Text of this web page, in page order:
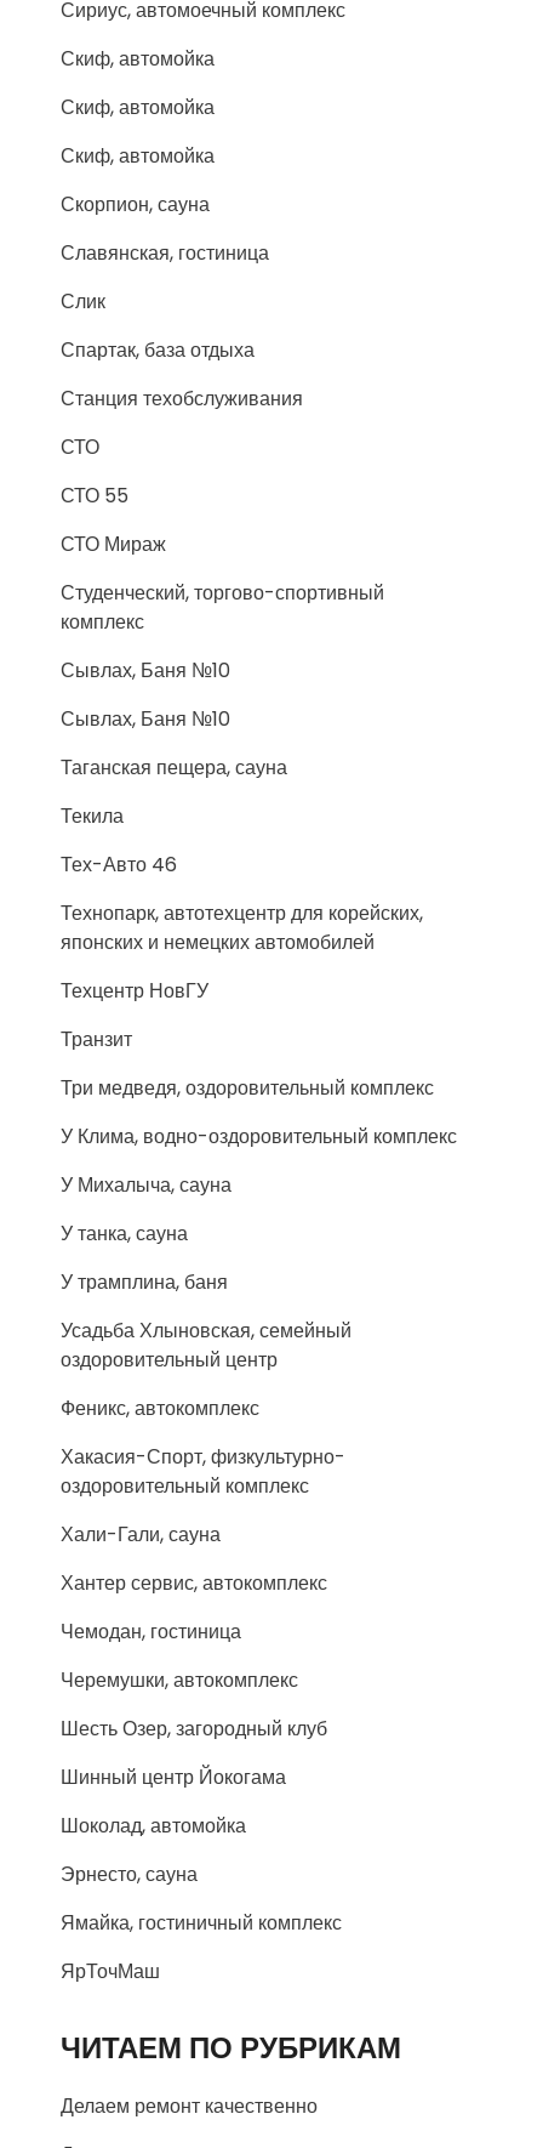
Сириус, автомоечный комплекс
Скиф, автомойка
Скиф, автомойка
Скиф, автомойка
Скорпион, сауна
Славянская, гостиница
Слик
Спартак, база отдыха
Станция техобслуживания
СТО
СТО 55
СТО Мираж
Студенческий, торгово-спортивный
комплекс
Сывлах, Баня №10
Сывлах, Баня №10
Таганская пещера, сауна
Текила
Тех-Авто 46
Технопарк, автотехцентр для корейских,
японских и немецких автомобилей
Техцентр НовГУ
Транзит
Три медведя, оздоровительный комплекс
У Клима, водно-оздоровительный комплекс
У Михалыча, сауна
У танка, сауна
У трамплина, баня
Усадьба Хлыновская, семейный
оздоровительный центр
Феникс, автокомплекс
Хакасия-Спорт, физкультурно-
оздоровительный комплекс
Хали-Гали, сауна
Хантер сервис, автокомплекс
Чемодан, гостиница
Черемушки, автокомплекс
Шесть Озер, загородный клуб
Шинный центр Йокогама
Шоколад, автомойка
Эрнесто, сауна
Ямайка, гостиничный комплекс
ЯрТочМаш
ЧИТАЕМ ПО РУБРИКАМ
Делаем ремонт качественно